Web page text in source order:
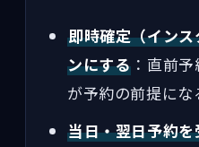
即時確定（イン
ンにする ：直前
が予約の前提にな
当日・翌日予約